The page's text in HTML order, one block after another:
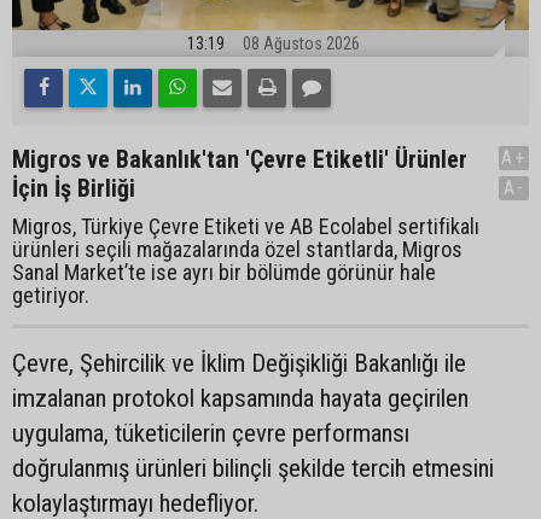
13:19 08 Ağustos 2026
Migros ve Bakanlık'tan 'Çevre Etiketli' Ürünler
İçin İş Birliği
Migros, Türkiye Çevre Etiketi ve AB Ecolabel sertifikalı
ürünleri seçili mağazalarında özel stantlarda, Migros
Sanal Market’te ise ayrı bir bölümde görünür hale
getiriyor.
A+
A-
Çevre, Şehircilik ve İklim Değişikliği Bakanlığı ile
imzalanan protokol kapsamında hayata geçirilen
uygulama, tüketicilerin çevre performansı
doğrulanmış ürünleri bilinçli şekilde tercih etmesini
kolaylaştırmayı hedefliyor.